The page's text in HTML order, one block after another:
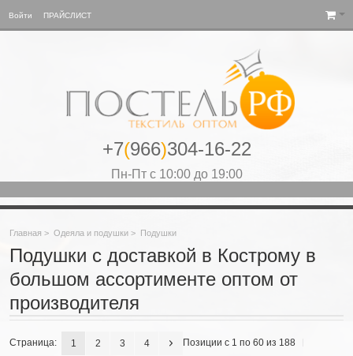
Войти ПРАЙСЛИСТ
+7(966)304-16-22
Пн-Пт с 10:00 до 19:00
Главная > Одеяла и подушки > Подушки
Подушки с доставкой в Кострому в
большом ассортименте оптом от
производителя
Позиции с 1 по 60 из 188
Страница: 1 2 3 4